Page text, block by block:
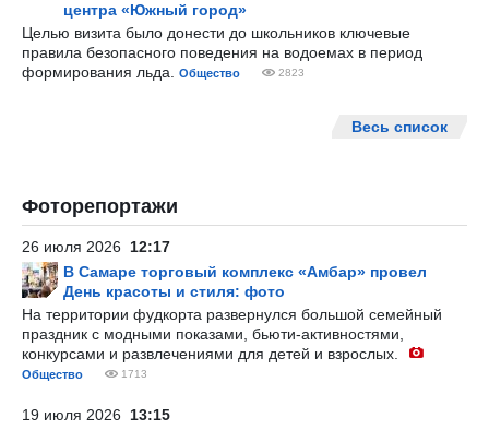
центра «Южный город»
Целью визита было донести до школьников ключевые
правила безопасного поведения на водоемах в период
формирования льда.
Общество 2823
Весь список
Фоторепортажи
26 июля 2026 12:17
В Самаре торговый комплекс «Амбар» провел
День красоты и стиля: фото
На территории фудкорта развернулся большой семейный
праздник с модными показами, бьюти-активностями,
конкурсами и развлечениями для детей и взрослых.
Общество 1713
19 июля 2026 13:15